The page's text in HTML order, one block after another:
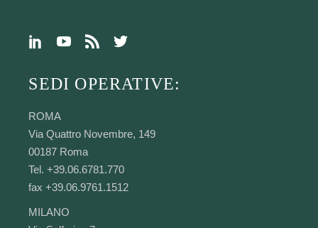
SEDI OPERATIVE:
ROMA
Via Quattro Novembre, 149
00187 Roma
Tel. +39.06.6781.770
fax +39.06.9761.1512
MILANO